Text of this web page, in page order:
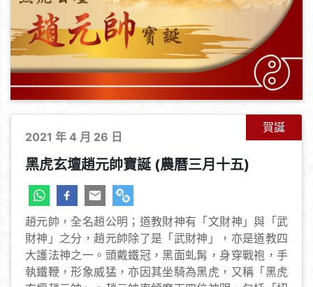
賀誕
2021 年 4 月 26 日
黑虎玄壇趙元帥寶誕 (農曆三月十五)
趙元帥，全名趙公明；道教財神有「文財神」與「武
財神」之分，趙元帥除了是「武財神」，亦是道教四
大護法神之一。頭戴鐵冠，黑面虬髯，身穿戰袍，手
執鐵鞭，形象威猛，亦因其坐騎為黑虎，又稱「黑虎